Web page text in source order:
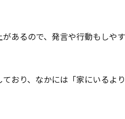
あるので、発言や行動もしや
おり、なかには「家にいるよ